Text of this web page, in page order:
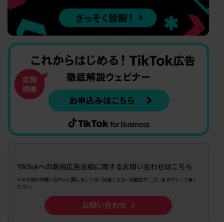
TikTokへの新規広告出稿に関するお問い合わせはこちら
※その他のお問い合わせに関しましてはご回答できない可能性がございますのでご了承く
ださい。
お問い合わせ